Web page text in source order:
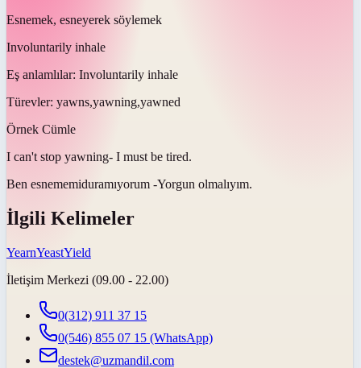
Esnemek, esneyerek söylemek
Involuntarily inhale
Eş anlamlılar: Involuntarily inhale
Türevler: yawns,yawning,yawned
Örnek Cümle
I can't stop yawning- I must be tired.
Ben esnememiduramıyorum -Yorgun olmalıyım.
İlgili Kelimeler
YearnYeastYield
İletişim Merkezi (09.00 - 22.00)
0(312) 911 37 15
0(546) 855 07 15 (WhatsApp)
destek@uzmandil.com